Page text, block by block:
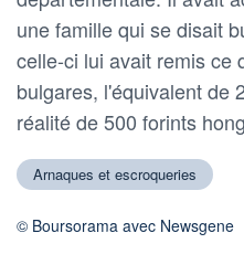
une famille qui se disait
celle-ci lui avait remis ce
bulgares, l'équivalent de
réalité de 500 forints
Arnaques et escroqueries
© Boursorama avec Newsgene